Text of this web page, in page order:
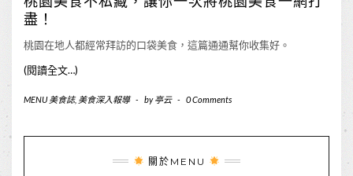
盡！
桃園在地人都經常拜訪的口袋美食，這篇通通幫你收集好。
(閱讀全文…)
MENU 美食誌, 美食深入報導 - by亭云 - 0 Comments
關於MENU